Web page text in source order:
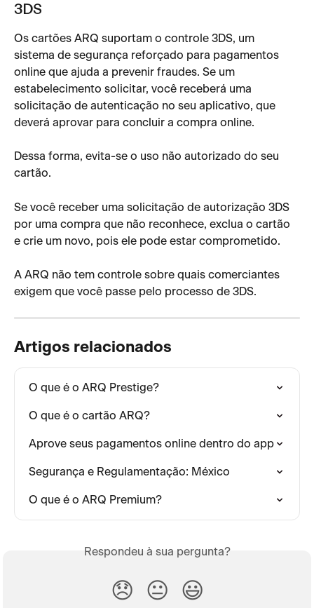
3DS
Os cartões ARQ suportam o controle 3DS, um
sistema de segurança reforçado para pagamentos
online que ajuda a prevenir fraudes. Se um
estabelecimento solicitar, você receberá uma
solicitação de autenticação no seu aplicativo, que
deverá aprovar para concluir a compra online.
Dessa forma, evita-se o uso não autorizado do seu
cartão.
Se você receber uma solicitação de autorização 3DS
por uma compra que não reconhece, exclua o cartão
e crie um novo, pois ele pode estar comprometido.
A ARQ não tem controle sobre quais comerciantes
exigem que você passe pelo processo de 3DS.
Artigos relacionados
O que é o ARQ Prestige?
O que é o cartão ARQ?
Aprove seus pagamentos online dentro do app
Segurança e Regulamentação: México
O que é o ARQ Premium?
Respondeu à sua pergunta?
😞 😐 😃